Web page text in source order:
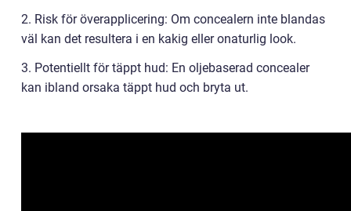
2. Risk för överapplicering: Om concealern inte blandas
väl kan det resultera i en kakig eller onaturlig look.
3. Potentiellt för täppt hud: En oljebaserad concealer
kan ibland orsaka täppt hud och bryta ut.